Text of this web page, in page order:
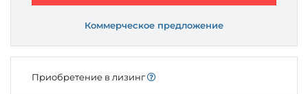
Коммерческое предложение
Приобретение в лизинг